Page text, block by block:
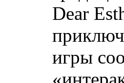
Dear
игры